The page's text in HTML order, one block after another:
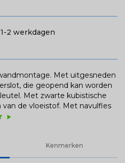
1-2 werkdagen
Met uitgesneden
die geopend kan worden
Met zwarte kubistische
de vloeistof. Met navulfles
play_arrow
Kenmerken